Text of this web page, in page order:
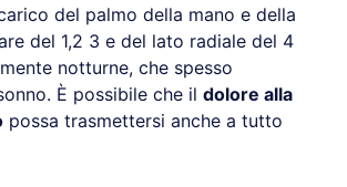
del palmo della mano e della
del 1,2 3 e del lato radiale del 4
notturne, che spesso
È possibile che il dolore alla
possa trasmettersi anche a tutto